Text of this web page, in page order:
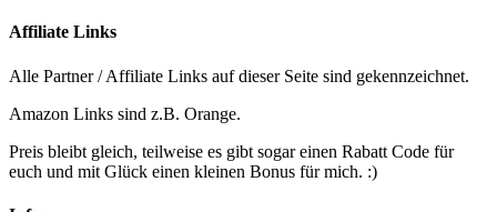
Affiliate Links
Alle Partner / Affiliate Links auf dieser Seite sind gekennzeichnet.
Amazon Links sind z.B. Orange.
Preis bleibt gleich, teilweise es gibt sogar einen Rabatt Code für
euch und mit Glück einen kleinen Bonus für mich. :)